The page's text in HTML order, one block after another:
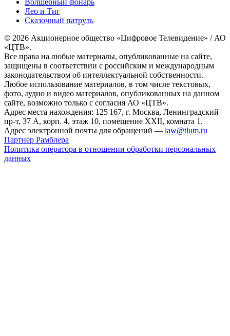
Лео и Тиг
Сказочный патруль
© 2026 Акционерное общество «Цифровое Телевидение» / АО
«ЦТВ».
Все права на любые материалы, опубликованные на сайте,
защищены в соответствии с российским и международным
законодательством об интеллектуальной собственности.
Любое использование материалов, в том числе текстовых,
фото, аудио и видео материалов, опубликованных на данном
сайте, возможно только с согласия АО «ЦТВ».
Адрес места нахождения: 125 167, г. Москва, Ленинградский
пр-т, 37 А, корп. 4, этаж 10, помещение XXII, комната 1.
Адрес электронной почты для обращений — law@tlum.ru
Партнер Рамблера
Политика оператора в отношении обработки персональных
данных